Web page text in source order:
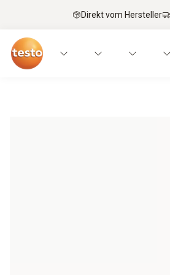
Direkt vom Hersteller